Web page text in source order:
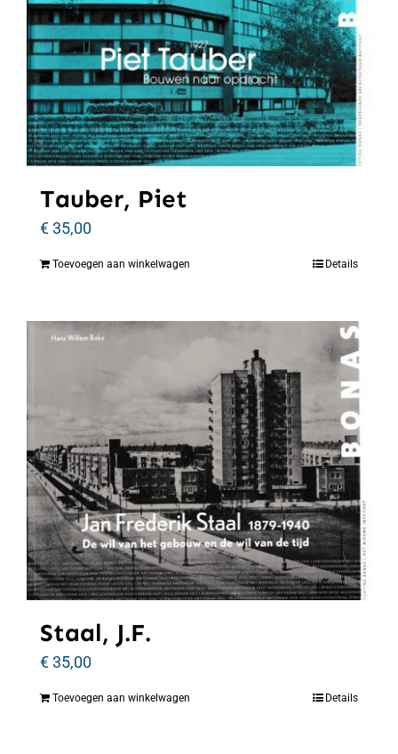
Tauber, Piet
€35,00
Toevoegen aan winkelwagen Details
Staal, J.F.
€35,00
Toevoegen aan winkelwagen Details